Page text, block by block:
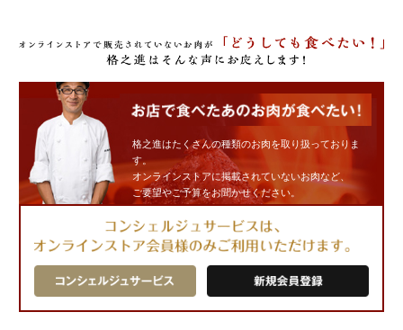
格之進はたくさんの種類のお肉を取り扱っておりま
す。
オンラインストアに掲載されていないお肉など、
ご要望やご予算をお聞かせください。